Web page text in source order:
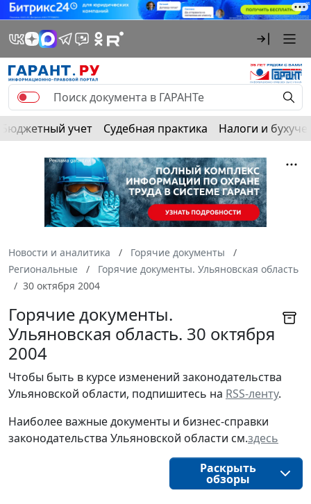
Бюджетный учет Судебная практика Налоги и
Новости и аналитика
Горячие документы
Региональные
Горячие документы. Ульяновская область
30 октября 2004
Горячие документы.
Ульяновская область. 30 октября
2004
Чтобы быть в курсе изменений законодательства
Ульяновской области, подпишитесь на RSS-ленту.
Наиболее важные документы и бизнес-справки
законодательства Ульяновской области см.здесь
Раскрыть
обзоры